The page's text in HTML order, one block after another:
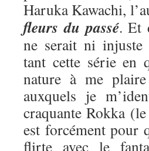
Haruka Kawachi,
fleurs du passé. Et
ne serait ni
tant cette série en
nature à me
auxquels je
craquante Rokka
est forcément pour
flirte avec le